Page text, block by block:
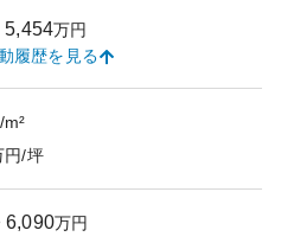
とって重要な要素であり、
物件価値を左右する要因と
必要です。全体として、立
資産価値は一定の評価を受
5,454万円
履歴を見る
円/坪
6,090万円